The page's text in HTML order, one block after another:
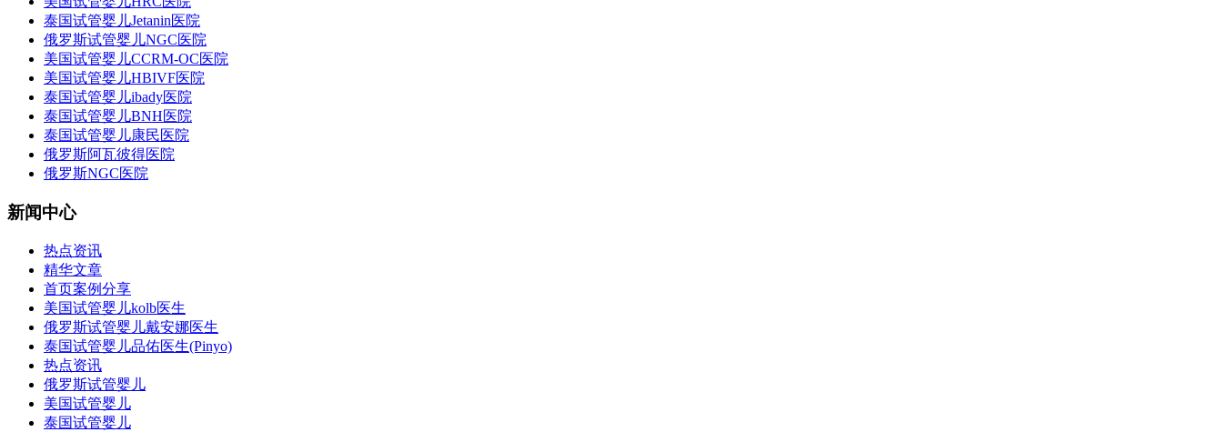
泰国试管婴儿Jetanin医院
俄罗斯试管婴儿NGC医院
美国试管婴儿CCRM-OC医院
美国试管婴儿HBIVF医院
泰国试管婴儿ibady医院
泰国试管婴儿BNH医院
泰国试管婴儿康民医院
俄罗斯阿瓦彼得医院
俄罗斯NGC医院
新闻中心
热点资讯
精华文章
首页案例分享
美国试管婴儿kolb医生
俄罗斯试管婴儿戴安娜医生
泰国试管婴儿品佑医生(Pinyo)
热点资讯
俄罗斯试管婴儿
美国试管婴儿
泰国试管婴儿